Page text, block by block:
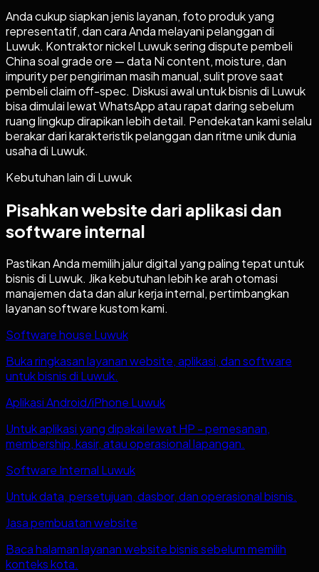
Anda cukup siapkan jenis layanan, foto produk yang
representatif, dan cara Anda melayani pelanggan di
Luwuk. Kontraktor nickel Luwuk sering dispute pembeli
China soal grade ore — data Ni content, moisture, dan
impurity per pengiriman masih manual, sulit prove saat
pembeli claim off-spec. Diskusi awal untuk bisnis di Luwuk
bisa dimulai lewat WhatsApp atau rapat daring sebelum
ruang lingkup dirapikan lebih detail. Pendekatan kami selalu
berakar dari karakteristik pelanggan dan ritme unik dunia
usaha di Luwuk.
Kebutuhan lain di Luwuk
Pisahkan website dari aplikasi dan
software internal
Pastikan Anda memilih jalur digital yang paling tepat untuk
bisnis di Luwuk. Jika kebutuhan lebih ke arah otomasi
manajemen data dan alur kerja internal, pertimbangkan
layanan software kustom kami.
Software house Luwuk
Buka ringkasan layanan website, aplikasi, dan software
untuk bisnis di Luwuk.
Aplikasi Android/iPhone Luwuk
Untuk aplikasi yang dipakai lewat HP - pemesanan,
membership, kasir, atau operasional lapangan.
Software Internal Luwuk
Untuk data, persetujuan, dasbor, dan operasional bisnis.
Jasa pembuatan website
Baca halaman layanan website bisnis sebelum memilih
konteks kota.